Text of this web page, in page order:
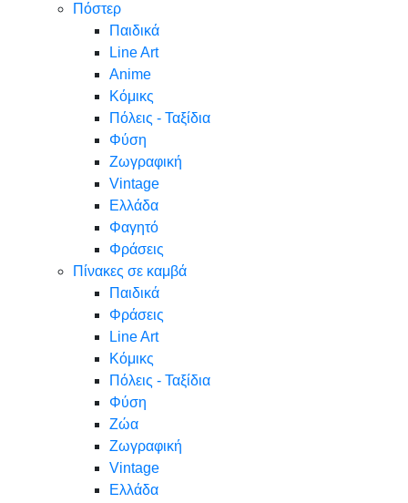
Πόστερ
Παιδικά
Line Art
Anime
Κόμικς
Πόλεις - Ταξίδια
Φύση
Ζωγραφική
Vintage
Ελλάδα
Φαγητό
Φράσεις
Πίνακες σε καμβά
Παιδικά
Φράσεις
Line Art
Κόμικς
Πόλεις - Ταξίδια
Φύση
Ζώα
Ζωγραφική
Vintage
Ελλάδα